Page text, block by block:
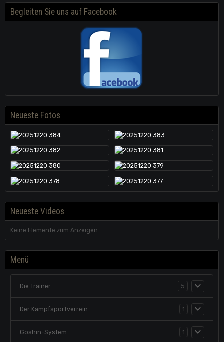
Begleiten Sie uns auf Facebook
Neueste Fotos
Neueste Videos
Keine Elemente zum Anzeigen
Menü
Die Trainer 5
Der Kampfsportverrein 1
Goshin-System 1